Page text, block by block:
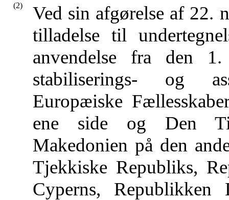
(2)
Ved sin afgørelse af 22.
tilladelse til
anvendelse fra den
stabiliserings- og
Europæiske
ene side og Den
Makedonien på den
Tjekkiske Republiks,
Cyperns, Republikken